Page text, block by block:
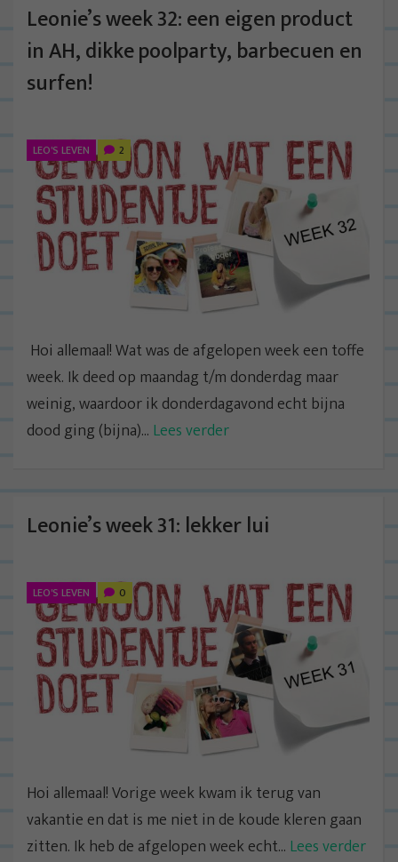
Leonie’s week 32: een eigen product
in AH, dikke poolparty, barbecuen en
surfen!
LEO'S LEVEN 2
Hoi allemaal! Wat was de afgelopen week een toffe
week. Ik deed op maandag t/m donderdag maar
weinig, waardoor ik donderdagavond echt bijna
dood ging (bijna)... Lees verder
Leonie’s week 31: lekker lui
LEO'S LEVEN 0
Hoi allemaal! Vorige week kwam ik terug van
vakantie en dat is me niet in de koude kleren gaan
zitten. Ik heb de afgelopen week echt... Lees verder